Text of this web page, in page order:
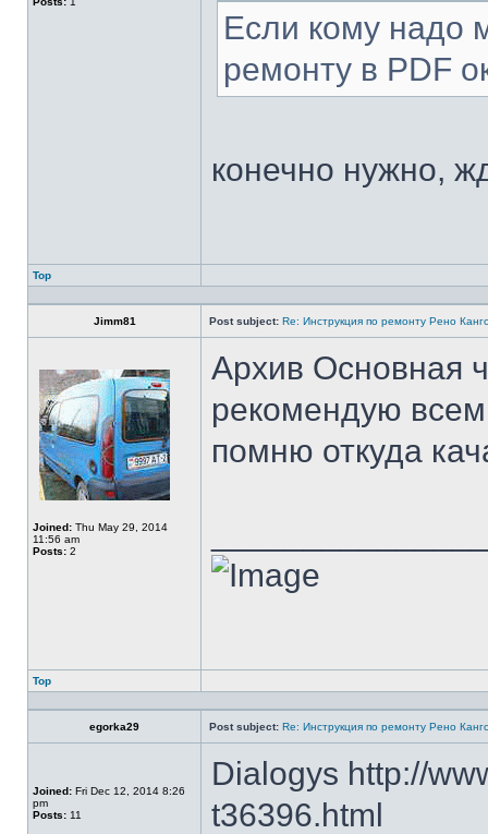
Если кому надо
ремонту в PDF
конечно нужно,
Top
Jimm81 Post subject: Re: Инструкция по ремонту Рено
Joined: Thu May 29, 2014
11:56 am
Posts: 2
Архив Основная
рекомендую
помню откуда
Top
egorka29 Post subject: Re: Инструкция по ремонту Рено
Joined: Fri Dec 12, 2014 8:26
pm
Posts: 11
Dialogys http://
t36396.html